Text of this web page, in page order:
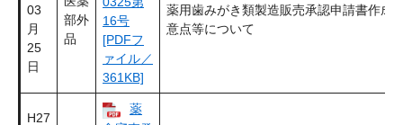
03
月
25
日
部外
品
16号
[PDFフ
ァイル／
361KB]
薬用歯みがき類製造販売承認申請書作成
意点等について
H27
薬